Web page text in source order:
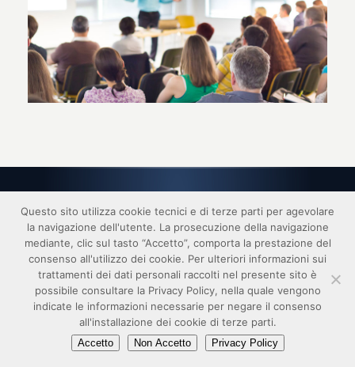
2017 © FISM - realizzato da digital idea srl
link privacy credits responsabilità copyright
Questo sito utilizza cookie tecnici e di terze parti per agevolare
la navigazione dell'utente. La prosecuzione della navigazione
mediante, clic sul tasto “Accetto”, comporta la prestazione del
consenso all'utilizzo dei cookie. Per ulteriori informazioni sui
trattamenti dei dati personali raccolti nel presente sito è
possibile consultare la Privacy Policy, nella quale vengono
indicate le informazioni necessarie per negare il consenso
all'installazione dei cookie di terze parti.
Accetto Non Accetto Privacy Policy